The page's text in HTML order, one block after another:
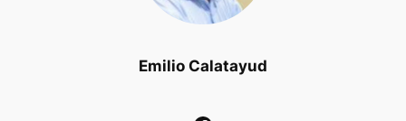
Emilio Calatayud